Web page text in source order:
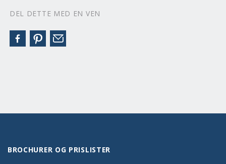
DEL DETTE MED EN VEN
BROCHURER OG PRISLISTER